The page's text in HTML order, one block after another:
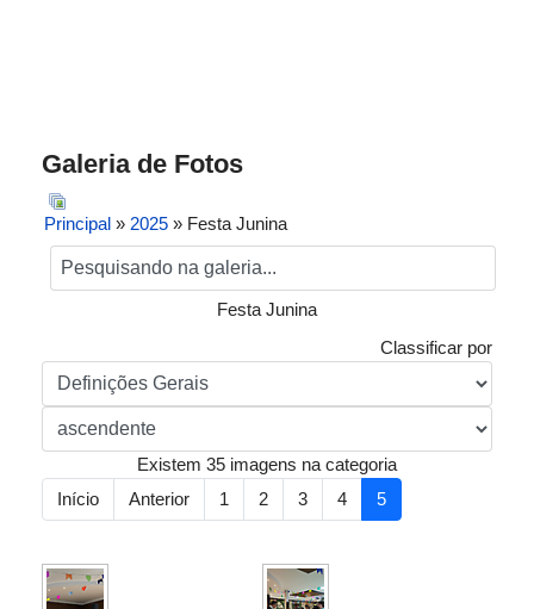
Galeria de Fotos
Principal » 2025 » Festa Junina
Festa Junina
Classificar por
Existem 35 imagens na categoria
Início
Anterior 1 2 3 4 5